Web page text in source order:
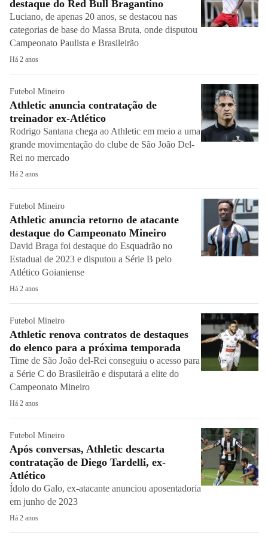
destaque do Red Bull Bragantino
Luciano, de apenas 20 anos, se destacou nas
categorias de base do Massa Bruta, onde disputou
Campeonato Paulista e Brasileirão
Há 2 anos
Futebol Mineiro
Athletic anuncia contratação de
treinador ex-Atlético
Rodrigo Santana chega ao Athletic em meio a uma
grande movimentação do clube de São João Del-
Rei no mercado
Há 2 anos
Futebol Mineiro
Athletic anuncia retorno de atacante
destaque do Campeonato Mineiro
David Braga foi destaque do Esquadrão no
Estadual de 2023 e disputou a Série B pelo
Atlético Goianiense
Há 2 anos
Futebol Mineiro
Athletic renova contratos de destaques
do elenco para a próxima temporada
Time de São João del-Rei conseguiu o acesso para
a Série C do Brasileirão e disputará a elite do
Campeonato Mineiro
Há 2 anos
Futebol Mineiro
Após conversas, Athletic descarta
contratação de Diego Tardelli, ex-
Atlético
Ídolo do Galo, ex-atacante anunciou aposentadoria
em junho de 2023
Há 2 anos